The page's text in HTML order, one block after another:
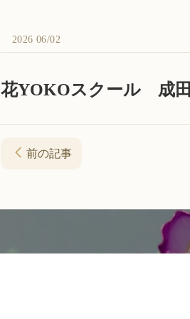
2026 06/02
花YOKOスクール 成
前の記事